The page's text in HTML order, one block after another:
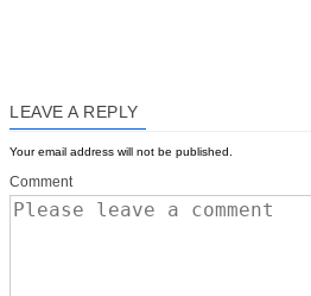
LEAVE A REPLY
Your email address will not be published.
Comment